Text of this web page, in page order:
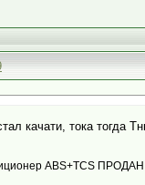
качати, тока тогда
ABS+TCS ПРОДАН